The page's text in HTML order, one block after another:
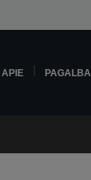
APIE PAGALBA